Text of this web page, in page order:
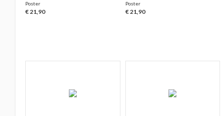
Poster
€ 21,90
Poster
€ 21,90